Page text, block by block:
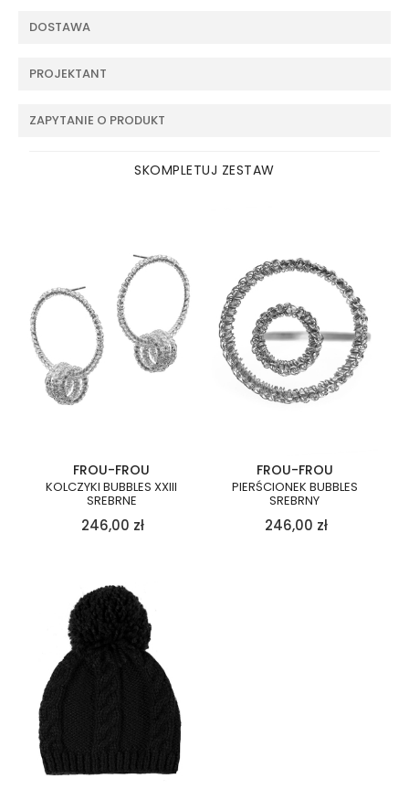
DOSTAWA
PROJEKTANT
ZAPYTANIE O PRODUKT
SKOMPLETUJ ZESTAW
FROU-FROU
KOLCZYKI BUBBLES XXIII
SREBRNE
246,00 zł
FROU-FROU
PIERŚCIONEK BUBBLES
SREBRNY
246,00 zł